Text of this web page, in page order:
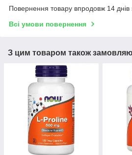
Повернення товару впродовж 14 днів
Всі умови повернення
З цим товаром також